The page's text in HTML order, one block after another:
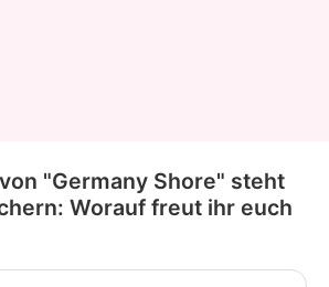
"Germany Shore" steht
Worauf freut ihr euch